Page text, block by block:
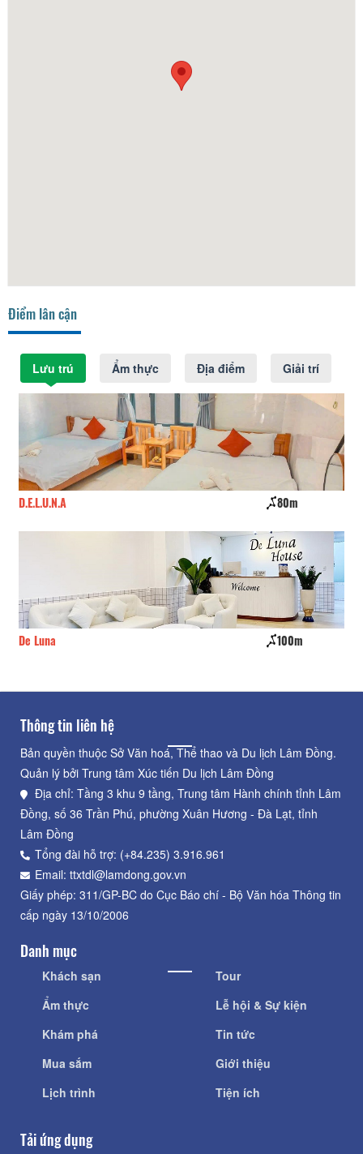
Điểm lân cận
Lưu trú Ẩm thực Địa điểm Giải trí
D.E.L.U.N.A 80m
De Luna 100m
Thông tin liên hệ
Bản quyền thuộc Sở Văn hoá, Thể thao và Du lịch Lâm Đồng.
Quản lý bởi Trung tâm Xúc tiến Du lịch Lâm Đồng
Địa chỉ: Tầng 3 khu 9 tầng, Trung tâm Hành chính tỉnh Lâm
Đồng, số 36 Trần Phú, phường Xuân Hương - Đà Lạt, tỉnh
Lâm Đồng
Tổng đài hỗ trợ: (+84.235) 3.916.961
Email: ttxtdl@lamdong.gov.vn
Giấy phép: 311/GP-BC do Cục Báo chí - Bộ Văn hóa Thông tin
cấp ngày 13/10/2006
Danh mục
Khách sạn
Ẩm thực
Khám phá
Mua sắm
Lịch trình
Tour
Lễ hội & Sự kiện
Tin tức
Giới thiệu
Tiện ích
Tải ứng dụng